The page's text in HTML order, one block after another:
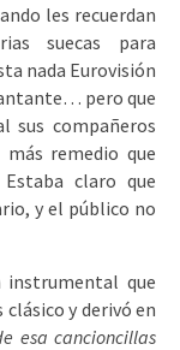
les recuerdan
suecas para
nada Eurovisión
pero que
sus compañeros
remedio que
claro que
y el público no
instrumental que
y derivó en
esa cancioncillas